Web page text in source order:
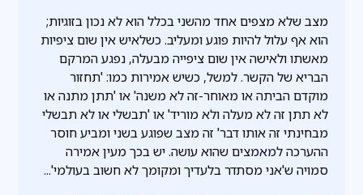
מצב שלא מצפים אחד מהשני בכלל הוא לא נכון בזוגיות;
הוא אף עלול להיות פוגע ומעליב. כשלאיש אין שום ציפיות
מאשתו ולאישה אין שום ציפייה מבעלה, נפגע המרקם
הבריא של הקשר. למשל, כשיש אמירות כמו: 'תחזור
מוקדם הביתה או מאוחר-זה לא משנה' או 'תתן מתנה או
לא תתן זה לא מעלה ולא מוריד' או 'תבשלי או לא תבשלי
מבחינתי זה אותו דבר' זה מצב שפוגע בשני ומביע חוסר
ההערכה למאמצים שהוא עושה. יש בכך מעין אמירה
סמויה ש'אני מסתדר בלעדיך ומקומך לא חשוב בעולמי'...